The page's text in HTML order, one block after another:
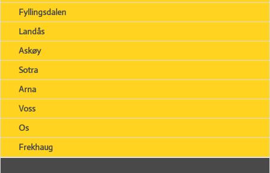
Fyllingsdalen
Landås
Askøy
Sotra
Arna
Voss
Os
Frekhaug